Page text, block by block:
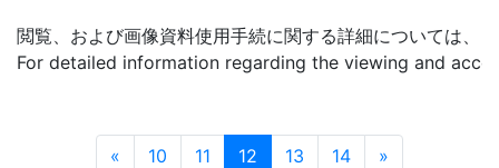
閲覧、および画像資料使用手続に関する詳細については、「
For detailed information regarding the viewing and
« Prev10 11 12 13 14 Next
»